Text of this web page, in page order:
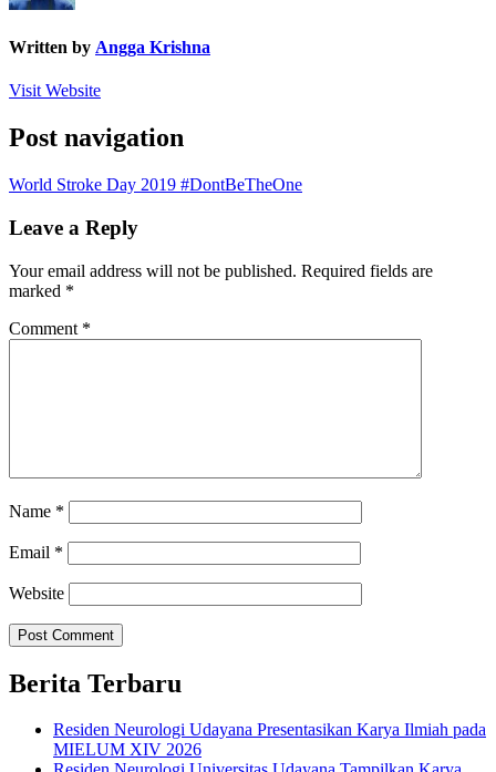
Written by Angga Krishna
Visit Website
Post navigation
World Stroke Day 2019 #DontBeTheOne
Leave a Reply
Your email address will not be published. Required fields are
marked *
Comment *
Name *
Email *
Website
Berita Terbaru
Residen Neurologi Udayana Presentasikan Karya Ilmiah pada
MIELUM XIV 2026